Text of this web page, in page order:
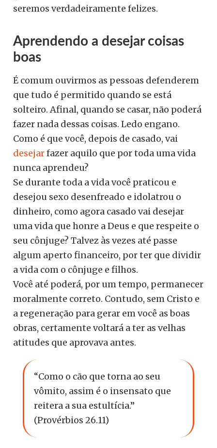
seremos verdadeiramente felizes.
Aprendendo a desejar coisas
boas
É comum ouvirmos as pessoas defenderem
que tudo é permitido quando se está
solteiro. Afinal, quando se casar, não poderá
fazer nada dessas coisas. Ledo engano.
Como é que você, depois de casado, vai
desejarfazer aquilo que por toda uma vida
nunca aprendeu?
Se durante toda a vida você praticou e
desejou sexo desenfreado e idolatrou o
dinheiro, como agora casado vai desejar
uma vida que honre a Deus e que respeite o
seu cônjuge? Talvez às vezes até passe
algum aperto financeiro, por ter que dividir
a vida com o cônjuge e filhos.
Você até poderá, por um tempo, permanecer
moralmente correto. Contudo, sem Cristo e
a regeneração para gerar em você as boas
obras, certamente voltará a ter as velhas
atitudes que aprovava antes.
“Como o cão que torna ao seu
vômito, assim é o insensato que
reitera a sua estultícia.”
(Provérbios 26.11)